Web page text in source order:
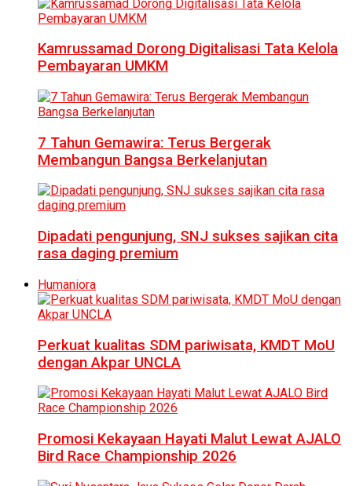
Kamrussamad Dorong Digitalisasi Tata Kelola
Pembayaran UMKM
7 Tahun Gemawira: Terus Bergerak
Membangun Bangsa Berkelanjutan
Dipadati pengunjung, SNJ sukses sajikan cita
rasa daging premium
Humaniora
Perkuat kualitas SDM pariwisata, KMDT MoU
dengan Akpar UNCLA
Promosi Kekayaan Hayati Malut Lewat AJALO
Bird Race Championship 2026